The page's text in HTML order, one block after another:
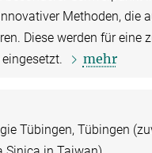
Methoden, die
Diese werden für eine
mehr
Tübingen, Tübingen